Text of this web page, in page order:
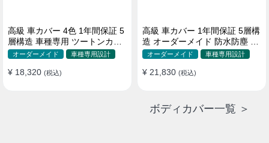
高級 車カバー 4色 1年間保証 5
層構造 車種専用 ツートンカラ
ー オーダーメイド 防水 耐久性
オーダーメイド 車種専用設計
¥ 18,320 (税込)
高級 車カバー 1年間保証 5層構
造 オーダーメイド 防水防塵 裏
起毛 車種専用
オーダーメイド 車種専用設計
¥ 21,830 (税込)
ボディカバー一覧 ＞